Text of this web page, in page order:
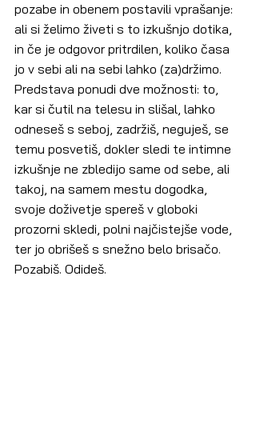
pozabe in obenem postavili vprašanje:
ali si želimo živeti s to izkušnjo dotika,
in če je odgovor pritrdilen, koliko časa
jo v sebi ali na sebi lahko (za)držimo.
Predstava ponudi dve možnosti: to,
kar si čutil na telesu in slišal, lahko
odneseš s seboj, zadržiš, neguješ, se
temu posvetiš, dokler sledi te intimne
izkušnje ne zbledijo same od sebe, ali
takoj, na samem mestu dogodka,
svoje doživetje spereš v globoki
prozorni skledi, polni najčistejše vode,
ter jo obrišeš s snežno belo brisačo.
Pozabiš. Odideš.